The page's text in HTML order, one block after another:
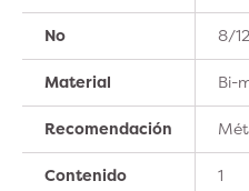
No 8/
Material Bi-
Recomendación
Contenido 1